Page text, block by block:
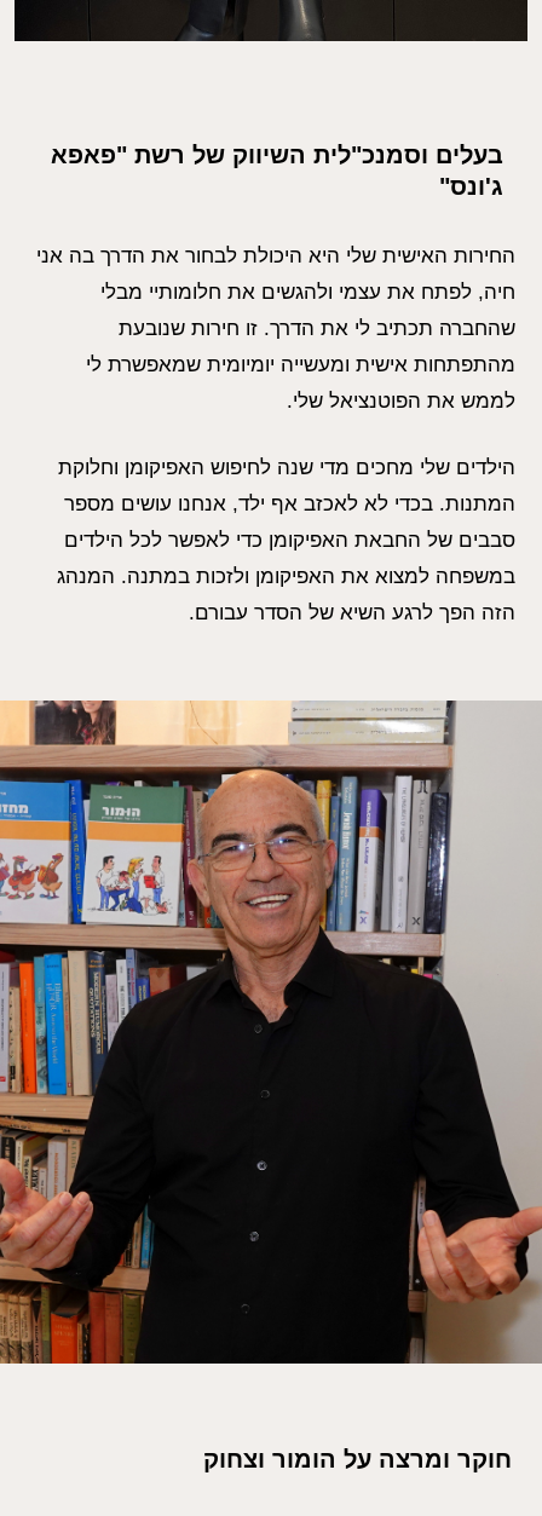
בעלים וסמנכ"לית השיווק של רשת "פאפא
ג'ונס"
החירות האישית שלי היא היכולת לבחור את הדרך בה אני
חיה, לפתח את עצמי ולהגשים את חלומותיי מבלי
שהחברה תכתיב לי את הדרך. זו חירות שנובעת
מהתפתחות אישית ומעשייה יומיומית שמאפשרת לי
לממש את הפוטנציאל שלי.
הילדים שלי מחכים מדי שנה לחיפוש האפיקומן וחלוקת
המתנות. בכדי לא לאכזב אף ילד, אנחנו עושים מספר
סבבים של החבאת האפיקומן כדי לאפשר לכל הילדים
במשפחה למצוא את האפיקומן ולזכות במתנה. המנהג
הזה הפך לרגע השיא של הסדר עבורם.
חוקר ומרצה על הומור וצחוק